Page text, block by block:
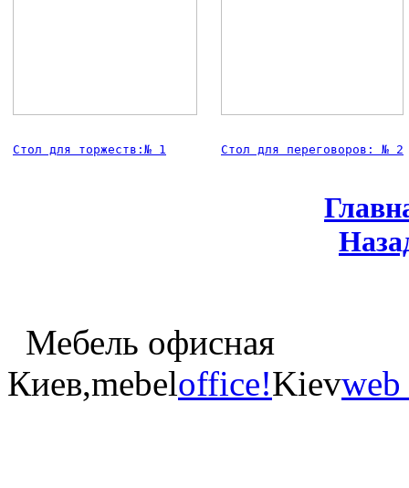
Стол для торжеств:№ 1 Стол для переговоров: № 2
Мебель офисная
Киев,mebeloffice!Kiev